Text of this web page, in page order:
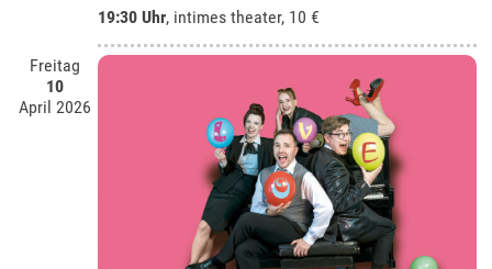
19:30 Uhr, intimes theater, 10 €
Freitag
10
April 2026